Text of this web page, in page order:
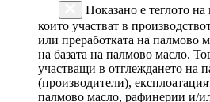
Показано е теглото
които участват в
или преработката на палмово
на базата на палмово масло.
участващи в отглеждането на
(производители),
палмово масло, рафинерии и/